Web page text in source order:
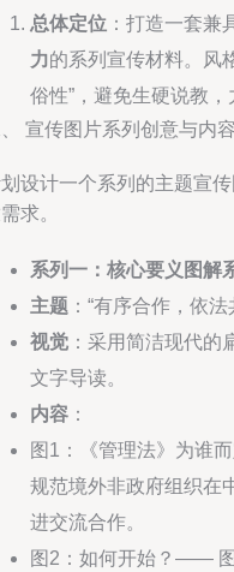
总体定位 ：打造一套兼
力的系列宣传材料。风
俗性”，避免生硬说教，
宣传图片系列创意与内
设计一个系列的主题宣
求。
系列一：核心要义图解
主题 ：“有序合作，依法
视觉 ：采用简洁现代
文字导读。
内容 ：
图1：《管理法》为谁
规范境外非政府组织在
进交流合作。
图2：如何开始？——